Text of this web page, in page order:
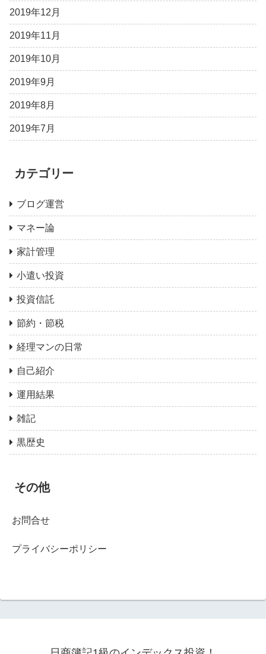
2019年12月
2019年11月
2019年10月
2019年9月
2019年8月
2019年7月
カテゴリー
ブログ運営
マネー論
家計管理
小遣い投資
投資信託
節約・節税
経理マンの日常
自己紹介
運用結果
雑記
黒歴史
その他
お問合せ
プライバシーポリシー